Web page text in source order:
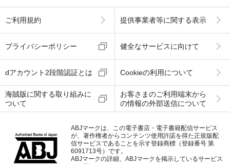
ご利用規約 提供事業者等に関する表示
プライバシーポリシー 健全なサービスに向けて
dアカウント2段階認証とは Cookieの利用について
海賊版に関する取り組みに
ついて
お客さまのご利用端末から
の情報の外部送信について
ABJマークは、この電子書店・電子書籍配信サービス
が、著作権者からコンテンツ使用許諾を得た正規版配
信サービスであることを示す登録商標（登録番号 第
6091713号）です。
ABJマークの詳細、ABJマークを掲示しているサービス